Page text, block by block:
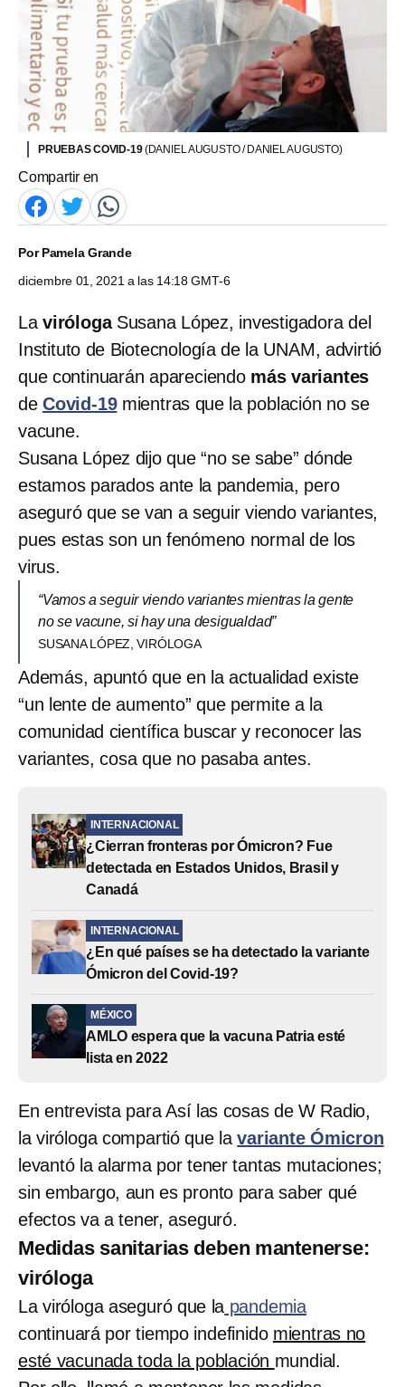
PRUEBAS COVID-19(DANIEL AUGUSTO / DANIEL AUGUSTO)
Compartir en
PorPamela Grande
diciembre 01, 2021 a las 14:18 GMT-6
La virólogaSusana López, investigadora del
Instituto de Biotecnología de la UNAM, advirtió
que continuarán apareciendo más variantes
de Covid-19mientras que la población no se
vacune.
Susana López dijo que “no se sabe” dónde
estamos parados ante la pandemia, pero
aseguró que se van a seguir viendo variantes,
pues estas son un fenómeno normal de los
virus.
“Vamos a seguir viendo variantes mientras la gente
no se vacune, si hay una desigualdad”
SUSANA LÓPEZ, VIRÓLOGA
Además, apuntó que en la actualidad existe
“un lente de aumento” que permite a la
comunidad científica buscar y reconocer las
variantes, cosa que no pasaba antes.
INTERNACIONAL
¿Cierran fronteras por Ómicron? Fue
detectada en Estados Unidos, Brasil y
Canadá
INTERNACIONAL
¿En qué países se ha detectado la variante
Ómicron del Covid-19?
MÉXICO
AMLO espera que la vacuna Patria esté
lista en 2022
En entrevista para Así las cosas de W Radio,
la viróloga compartió que lavariante Ómicron
levantó la alarma por tener tantas mutaciones;
sin embargo, aun es pronto para saber qué
efectos va a tener, aseguró.
Medidas sanitarias deben mantenerse:
viróloga
La viróloga aseguró que la pandemia
continuará por tiempo indefinido mientras no
esté vacunada toda la población mundial.